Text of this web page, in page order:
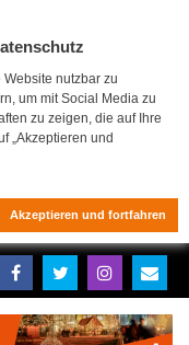
nutzbar zu
um mit Social Media zu
zu zeigen, die auf Ihre
„Akzeptieren und
Akzeptieren und fortfahren